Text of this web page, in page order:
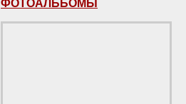
ФОТОАЛЬБОМЫ